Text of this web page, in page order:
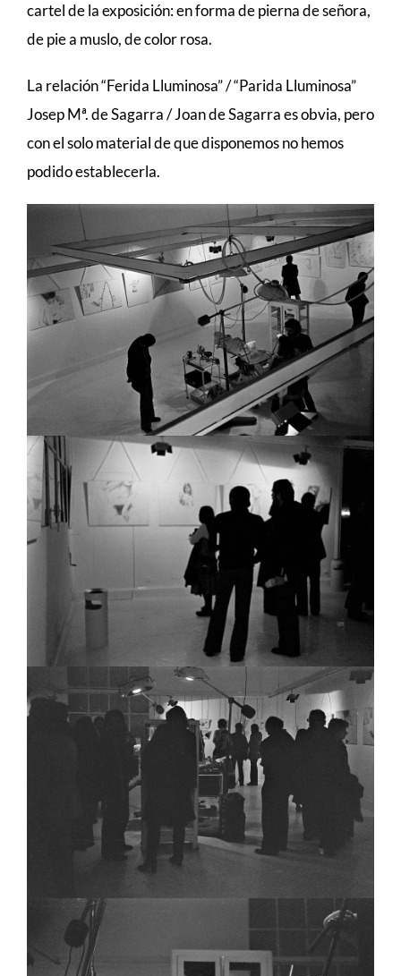
cartel de la exposición: en forma de pierna de señora,
de pie a muslo, de color rosa.
La relación “Ferida Lluminosa” / “Parida Lluminosa”
Josep Mª. de Sagarra / Joan de Sagarra es obvia, pero
con el solo material de que disponemos no hemos
podido establecerla.